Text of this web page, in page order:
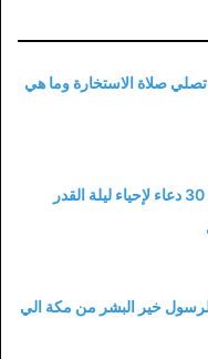
صلاة الاستخارة وما هي
اذكار ليلة القدر أجمل 30 دعاء لإحياء ليلة القدر
خير البشر من مكة الي